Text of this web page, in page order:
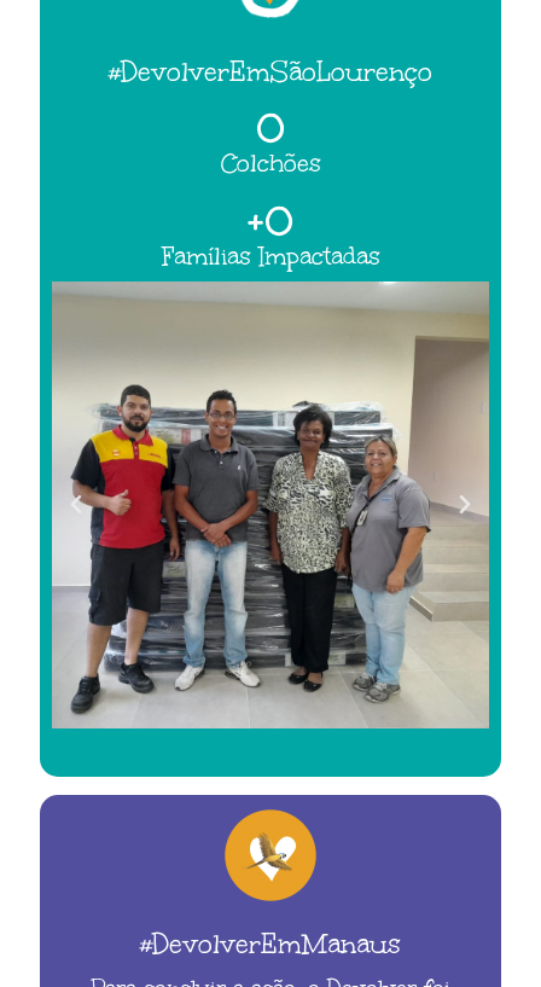
#DevolverEmSãoLourenço
Colchões
0
Famílias Impactadas
+0
#DevolverEmManaus